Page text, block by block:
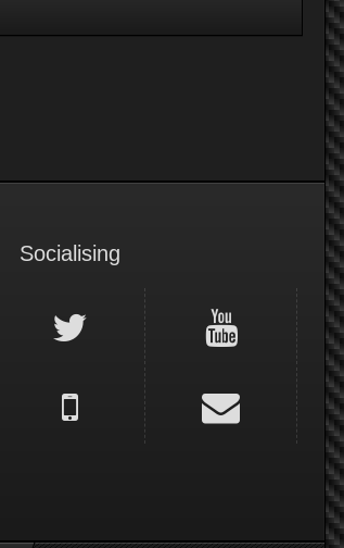
Socialising